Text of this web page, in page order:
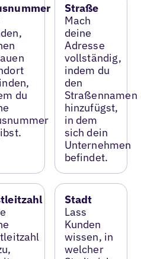
du
Straße
Mach
deine
Adresse
vollständig,
indem du
den
Straßennamen
hinzufügst,
in dem
sich dein
Unternehmen
befindet.
Stadt
Lass
Kunden
wissen, in
welcher